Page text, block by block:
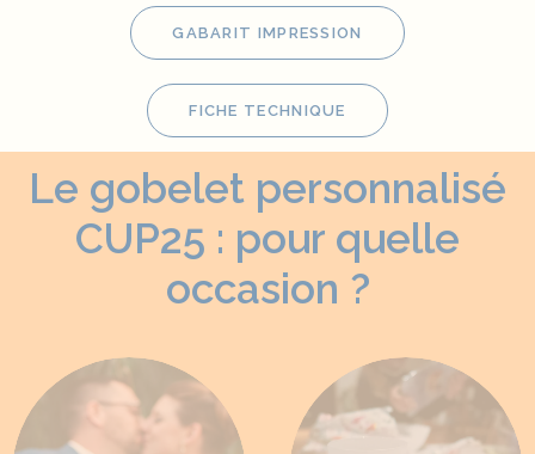
GABARIT IMPRESSION
FICHE TECHNIQUE
Le gobelet personnalisé
CUP25 : pour quelle
occasion ?